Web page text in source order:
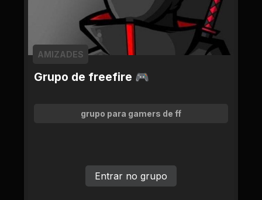
Grupo de freefire 🎮
AMIZADES
grupo para gamers de ff
Entrar no grupo